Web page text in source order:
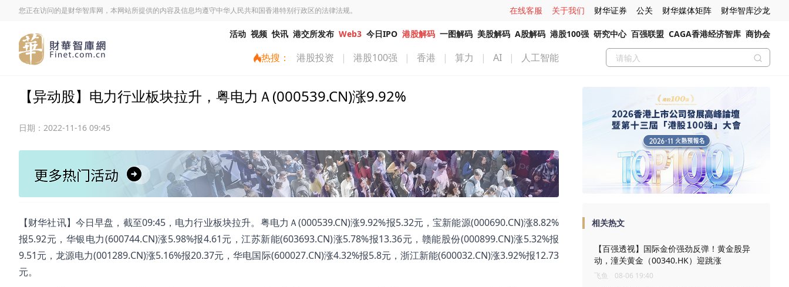
您正在访问的是财华智库网，本网站所提供的内容及信息均遵守中华人民共和国香港特别行政区的法律法规。 在线客服 关于我们 财华证券 公关 财华媒体矩阵 财华智库沙龙
活动 视频 快讯 港交所发布 Web3 今日IPO 港股解码 一图解码 美股解码 A股解码 港股100强 研究中心 百强联盟 CAGA香港经济智库 商协会
热搜： 港股投资 | 港股100强 | 香港 | 算力 | AI | 人工智能
【异动股】电力行业板块拉升，粤电力Ａ(000539.CN)涨9.92%
日期： 2022-11-16 09:45
【财华社讯】今日早盘，截至09:45，电力行业板块拉升。粤电力Ａ(000539.CN)涨9.92%报5.32元，宝新能源(000690.CN)涨8.82%
报5.92元，华银电力(600744.CN)涨5.98%报4.61元，江苏新能(603693.CN)涨5.78%报13.36元，赣能股份(000899.CN)涨5.32%报
9.51元，龙源电力(001289.CN)涨5.16%报20.37元，华电国际(600027.CN)涨4.32%报5.8元，浙江新能(600032.CN)涨3.92%报12.73
元。
相关热文
【百强透视】国际金价强劲反弹！黄金股异
动，潼关黄金（00340.HK）迎跳涨
飞鱼 08-06 19:40